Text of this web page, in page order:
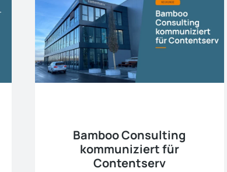
Bamboo Consulting
kommuniziert für
Contentserv